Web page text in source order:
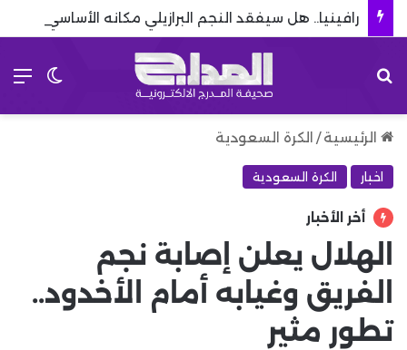
الرئيسية / الكرة السعودية
اخبار الكرة السعودية
أخر الأخبار
الهلال يعلن إصابة نجم
الفريق وغيابه أمام الأخدود..
تطور مثير